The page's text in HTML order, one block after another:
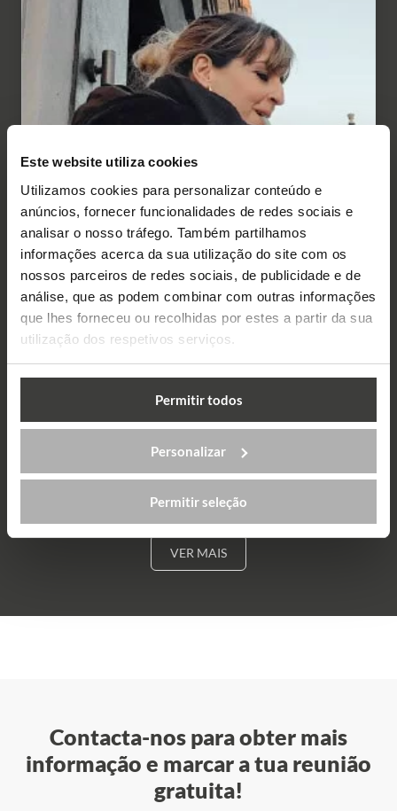
Este website utiliza cookies
Utilizamos cookies para personalizar conteúdo e
anúncios, fornecer funcionalidades de redes sociais e
analisar o nosso tráfego. Também partilhamos
informações acerca da sua utilização do site com os
nossos parceiros de redes sociais, de publicidade e de
análise, que as podem combinar com outras informações
que lhes forneceu ou recolhidas por estes a partir da sua
utilização dos respetivos serviços.
Permitir todos
Personalizar
Permitir seleção
Cursos de Línguas
"A Information Planet esteve
sempre disponível para ajudar
e tornar a minha experiência
VER MAIS
Contacta-nos para obter mais
informação e marcar a tua reunião
gratuita!